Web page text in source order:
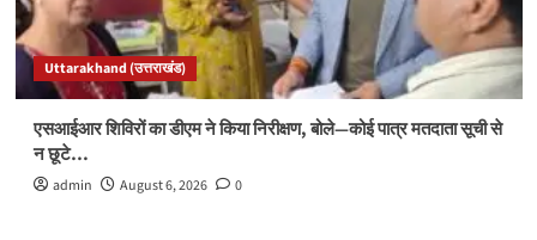
Uttarakhand (उत्तराखंड)
एसआईआर शिविरों का डीएम ने किया निरीक्षण, बोले—कोई पात्र मतदाता सूची से
न छूटे…
admin August 6, 2026 0